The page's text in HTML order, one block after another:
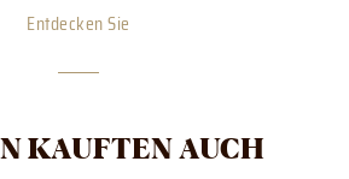
Entdecken Sie
KAUFTEN AUCH